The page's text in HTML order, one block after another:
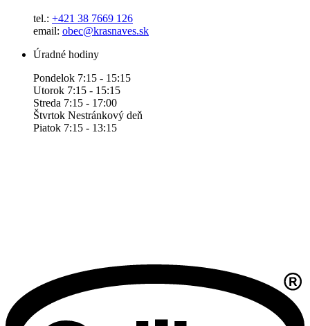
tel.: +421 38 7669 126
email: obec@krasnaves.sk
Úradné hodiny
Pondelok 7:15 - 15:15
Utorok 7:15 - 15:15
Streda 7:15 - 17:00
Štvrtok Nestránkový deň
Piatok 7:15 - 13:15